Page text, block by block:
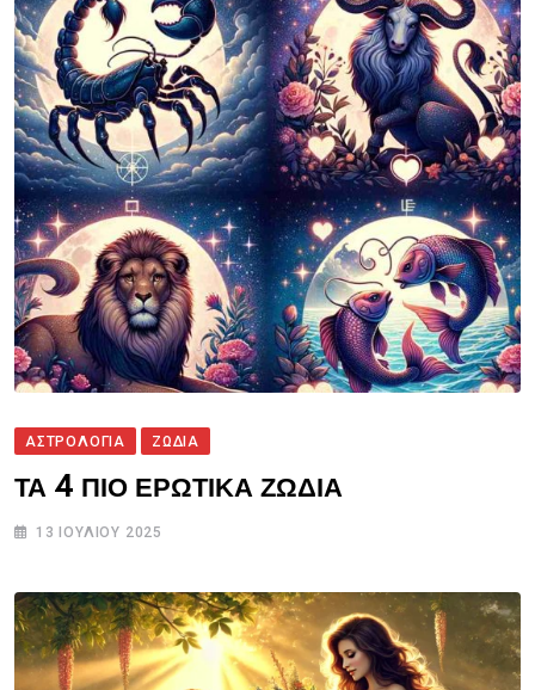
ΑΣΤΡΟΛΟΓΙΑ ΖΩΔΙΑ
ΤΑ 4 ΠΙΟ ΕΡΩΤΙΚΑ ΖΩΔΙΑ
13 ΙΟΥΛΊΟΥ 2025